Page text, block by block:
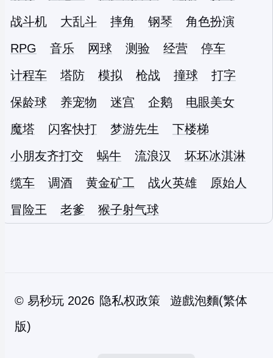
战斗机
大乱斗 摔角 钢琴
角色扮演
RPG
音乐 网球 测验 经营
停车
计程车
塔防 模拟 枪战 撞球
打字
保龄球
养宠物 迷宫 企鹅
电眼美女
魔塔
闪客快打 梦游先生
下楼梯
小朋友齐打交
蜗牛 流浪汉
坏坏冰淇淋
缆车
调酒 黄金矿工 战火英雄
原始人
冒险王
老爹 猴子射气球
© 易秒玩 2026 隐私权政策
遊戲泡麵(繁体
版)